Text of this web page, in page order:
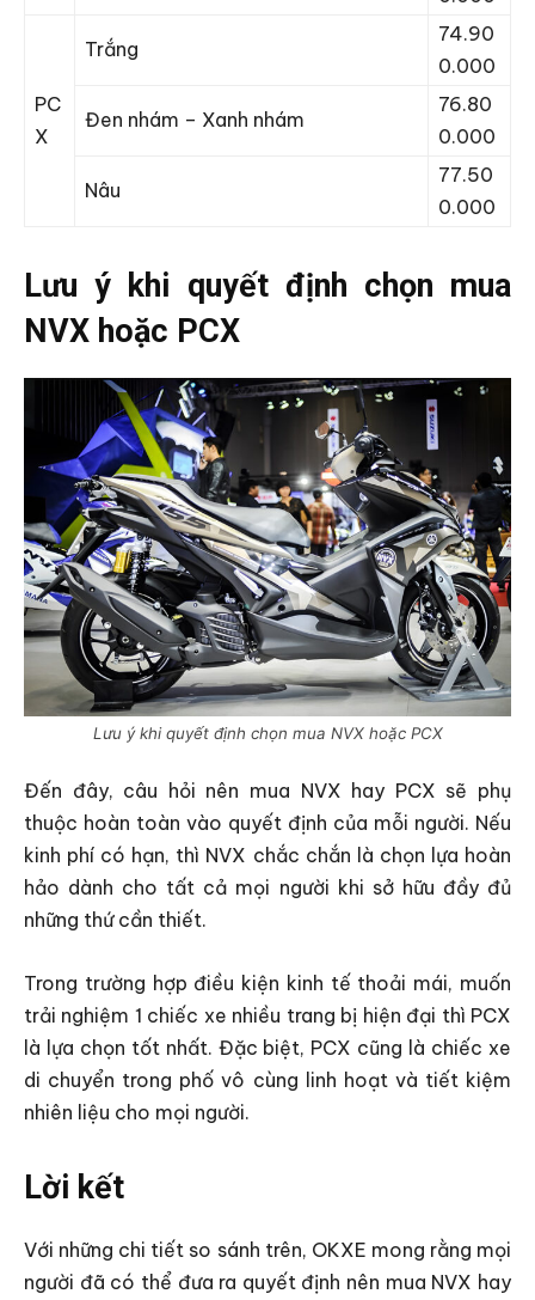
PC
X
Trắng
74.90
0.000
Đen nhám – Xanh nhám
76.80
0.000
Nâu
77.50
0.000
Lưu ý khi quyết định chọn mua
NVX hoặc PCX
Lưu ý khi quyết định chọn mua NVX hoặc PCX
Đến đây, câu hỏi nên mua NVX hay PCX sẽ phụ
thuộc hoàn toàn vào quyết định của mỗi người. Nếu
kinh phí có hạn, thì NVX chắc chắn là chọn lựa hoàn
hảo dành cho tất cả mọi người khi sở hữu đầy đủ
những thứ cần thiết.
Trong trường hợp điều kiện kinh tế thoải mái, muốn
trải nghiệm 1 chiếc xe nhiều trang bị hiện đại thì PCX
là lựa chọn tốt nhất. Đặc biệt, PCX cũng là chiếc xe
di chuyển trong phố vô cùng linh hoạt và tiết kiệm
nhiên liệu cho mọi người.
Lời kết
Với những chi tiết so sánh trên, OKXE mong rằng mọi
người đã có thể đưa ra quyết định nên mua NVX hay